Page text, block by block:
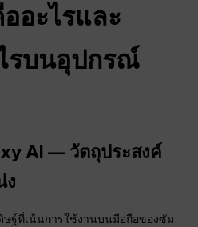
อะไรและ
รบนอุปกรณ์
AI — วัตถุประสงค์
ง
ฐ์ที่เน้นการใช้งานบนมือถือของซัม